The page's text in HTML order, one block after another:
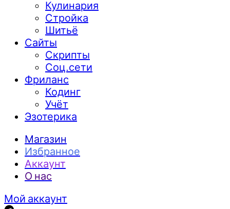
Кулинария
Стройка
Шитьё
Сайты
Скрипты
Соц.сети
Фриланс
Кодинг
Учёт
Эзотерика
Магазин
Избранное
Аккаунт
О нас
Мой аккаунт